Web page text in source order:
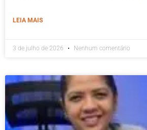
LEIA MAIS
3 de julho de 2026 Nenhum comentário